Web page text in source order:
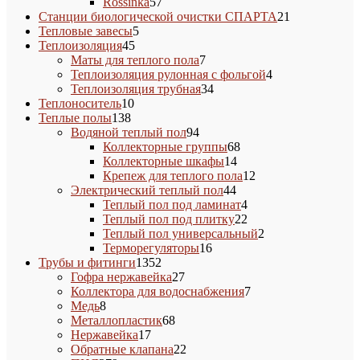
товаров
Станции биологической очистки СПАРТА21
Тепловые завесы55
Теплоизоляция4545
товаров
Маты для теплого пола77
товаров
Теплоизоляция рулонная с фольгой44
Теплоизоляция трубная3434
Теплоноситель1010
Теплые полы138138
товаров
Водяной теплый пол9494
товара
Коллекторные группы6868
Коллекторные шкафы1414
товаров
Крепеж для теплого пола12
Электрический теплый пол4444
товара
Теплый пол под ламинат44
Теплый пол под плитку22
товара
Теплый пол универсальный2
Терморегуляторы1616
Трубы и фитинги1352
товара
Гофра нержавейка2727
товаров
Коллектора для водоснабжения77
Медь88
товаров
Металлопластик6868
Нержавейка1717
товаров
Обратные клапана22